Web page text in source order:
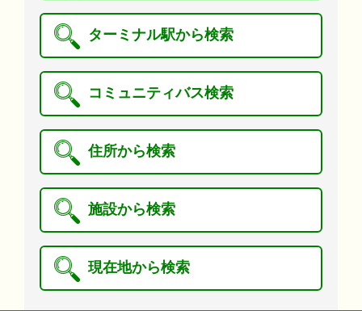
ターミナル駅から検索
コミュニティバス検索
住所から検索
施設から検索
現在地から検索